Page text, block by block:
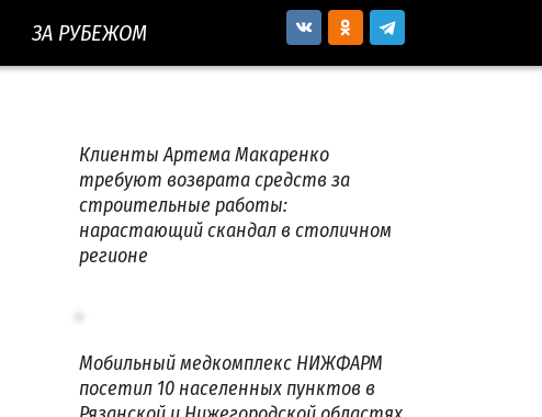
ЗА РУБЕЖОМ
Клиенты Артема Макаренко
требуют возврата средств за
строительные работы:
нарастающий скандал в столичном
регионе
Мобильный медкомплекс НИЖФАРМ
посетил 10 населенных пунктов в